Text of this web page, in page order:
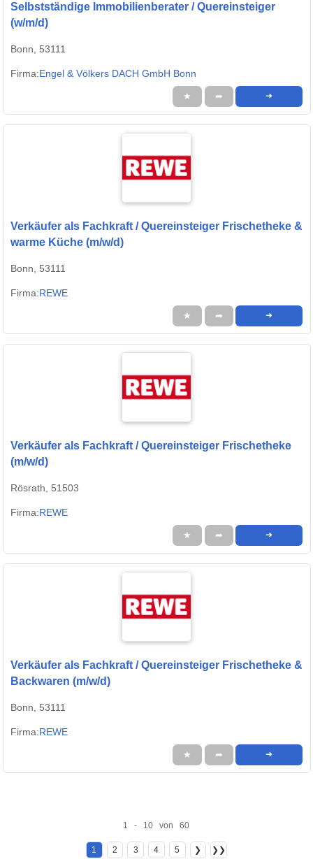
Selbstständige Immobilienberater / Quereinsteiger
(w/m/d)
Bonn, 53111
Firma:Engel & Völkers DACH GmbH Bonn
★ ➦ ➜
Verkäufer als Fachkraft / Quereinsteiger Frischetheke &
warme Küche (m/w/d)
Bonn, 53111
Firma:REWE
★ ➦ ➜
Verkäufer als Fachkraft / Quereinsteiger Frischetheke
(m/w/d)
Rösrath, 51503
Firma:REWE
★ ➦ ➜
Verkäufer als Fachkraft / Quereinsteiger Frischetheke &
Backwaren (m/w/d)
Bonn, 53111
Firma:REWE
★ ➦ ➜
1 - 10 von 60
1 2 3 4 5 ❯ ❯❯